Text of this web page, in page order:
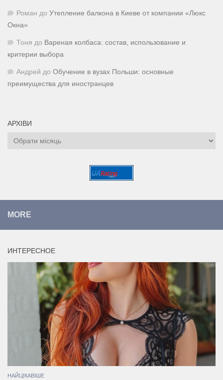
Роман до Утепление балкона в Киеве от компании «Люкс
Окна»
Тоня до Вареная колбаса: состав, использование и
критерии выбора
Андрей до Обучение в вузах Польши: основные
преимущества для иностранцев
АРХІВИ
Архіви
MORE
ИНТЕРЕСНОЕ
НАЙЦІКАВІШЕ